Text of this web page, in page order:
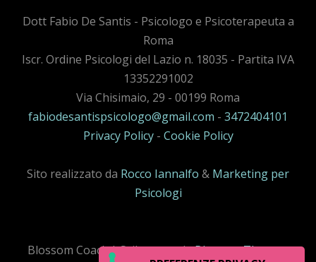
Dott Fabio De Santis - Psicologo e Psicoterapeuta a
Roma
Iscr. Ordine Psicologi del Lazio n. 18035 - Partita IVA
13352291002
Via Chisimaio, 29 - 00199 Roma
fabiodesantispsicologo@gmail.com - 3472404101
Privacy Policy- Cookie Policy
Sito realizzato da Rocco Iannalfo & Marketing per
Psicologi
Blossom Coack | Sviluppato daBlossom Themes.